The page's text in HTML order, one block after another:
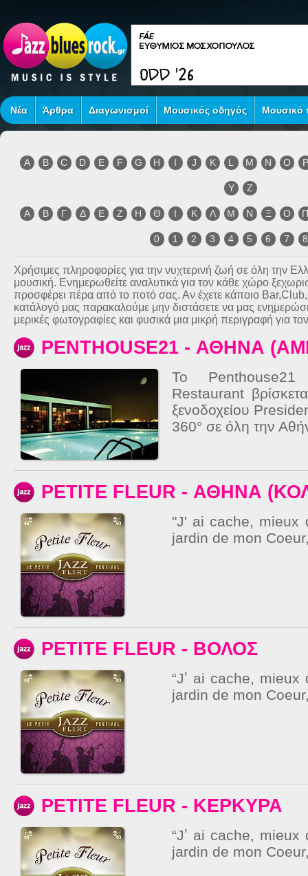
Νέα Άρθρα Διαγωνισμοί Μουσικός οδηγός Μουσικό
A B C D E F G H I J K L M N O P
Y Z
Α Β Γ Δ Ε Ζ Η Θ Ι Κ Λ Μ Ν Ξ Ο
0 1 2 3 4 5 6 7 8
Χρήσιμες πληροφορίες για την νυχτερινή ζωή σε όλη την
μουσική. Ενημερωθείτε αναλυτικά για τον κάθε χώρο
προσφέρει πέρα από το ποτό σας. Αν έχετε κάποιο
κατάλογό μας παρακαλούμε μην διστάσετε να μας
μερικές φωτογραφίες και φυσικά μια μικρή περιγραφή για
PENTHOUSE21 - ΑΘΗΝΑ
Το
Restaurant
ξενοδοχείου
360° σε όλη την
PETITE FLEUR - ΑΘΗΝΑ
"J' ai cache, mieux
jardin de mon
PETITE FLEUR - ΒΟΛΟΣ
“Jʼ ai cache,
jardin de mon
PETITE FLEUR - ΚΕΡΚΥΡΑ
“Jʼ ai cache,
jardin de mon